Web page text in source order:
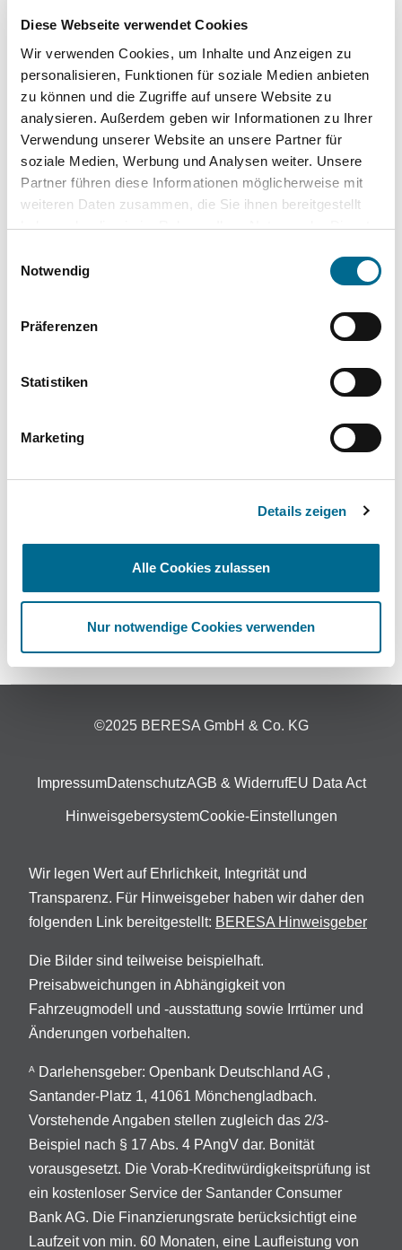
Diese Webseite verwendet Cookies
Wir verwenden Cookies, um Inhalte und Anzeigen zu
personalisieren, Funktionen für soziale Medien anbieten
zu können und die Zugriffe auf unsere Website zu
analysieren. Außerdem geben wir Informationen zu Ihrer
Verwendung unserer Website an unsere Partner für
soziale Medien, Werbung und Analysen weiter. Unsere
Partner führen diese Informationen möglicherweise mit
weiteren Daten zusammen, die Sie ihnen bereitgestellt
haben oder die sie im Rahmen Ihrer Nutzung der Dienste
Cookies, wenn Sie unsere Webseite weiterhin nutzen.
Notwendig
Präferenzen
Statistiken
Marketing
Details zeigen
Alle Cookies zulassen
Nur notwendige Cookies verwenden
Top Kategorien
Mercedes-Benz
Hyundai
©2025 BERESA GmbH & Co. KG
ImpressumDatenschutzAGB & WiderrufEU Data Act
HinweisgebersystemCookie-Einstellungen
Wir legen Wert auf Ehrlichkeit, Integrität und
Transparenz. Für Hinweisgeber haben wir daher den
folgenden Link bereitgestellt: BERESA Hinweisgeber
Die Bilder sind teilweise beispielhaft.
Preisabweichungen in Abhängigkeit von
Fahrzeugmodell und -ausstattung sowie Irrtümer und
Änderungen vorbehalten.
A
Darlehensgeber: Openbank Deutschland AG ,
Santander-Platz 1, 41061 Mönchengladbach.
Vorstehende Angaben stellen zugleich das 2/3-
Beispiel nach § 17 Abs. 4 PAngV dar. Bonität
vorausgesetzt. Die Vorab-Kreditwürdigkeitsprüfung ist
ein kostenloser Service der Santander Consumer
Bank AG. Die Finanzierungsrate berücksichtigt eine
Laufzeit von min. 60 Monaten, eine Laufleistung von